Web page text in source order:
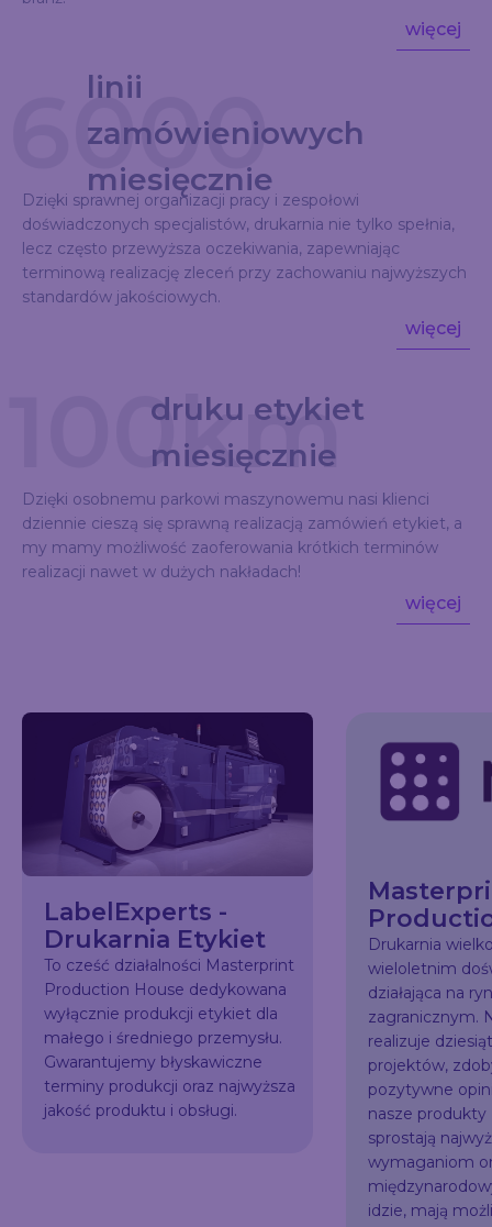
więcej
6000
linii
zamówieniowych
miesięcznie
Dzięki sprawnej organizacji pracy i zespołowi
doświadczonych specjalistów, drukarnia nie tylko spełnia,
lecz często przewyższa oczekiwania, zapewniając
terminową realizację zleceń przy zachowaniu najwyższych
standardów jakościowych.
więcej
100km
druku etykiet
miesięcznie
Dzięki osobnemu parkowi maszynowemu nasi klienci
dziennie cieszą się sprawną realizacją zamówień etykiet, a
my mamy możliwość zaoferowania krótkich terminów
realizacji nawet w dużych nakładach!
więcej
LabelExperts -
Drukarnia Etykiet
To cześć działalności Masterprint
Production House dedykowana
wyłącznie produkcji etykiet dla
małego i średniego przemysłu.
Gwarantujemy błyskawiczne
terminy produkcji oraz najwyższa
jakość produktu i obsługi.
Drukarnia
wieloletnim
działająca na
zagranicznym.
realizuje
projektów,
pozytywne
nasze
sprostają
wymaganiom
idzie, mają